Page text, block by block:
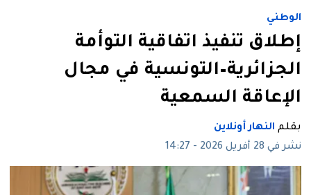
الوطني
إطلاق تنفيذ اتفاقية التوأمة
الجزائرية–التونسية في مجال
الإعاقة السمعية
بقلم النهار أونلاين
نشر في 28 أفريل 2026 - 14:27